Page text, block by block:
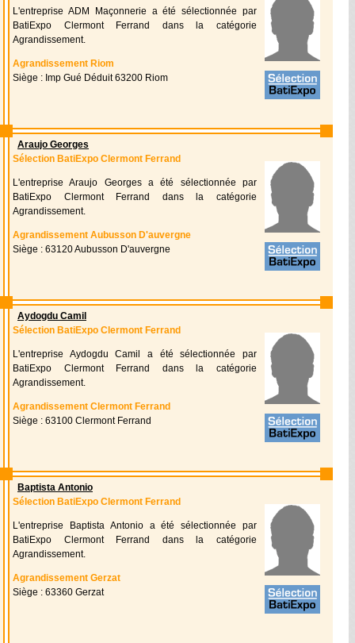
L'entreprise ADM Maçonnerie a été sélectionnée par
BatiExpo Clermont Ferrand dans la catégorie
Agrandissement.
Agrandissement Riom
Siège : Imp Gué Déduit 63200 Riom
Araujo Georges
Sélection BatiExpo Clermont Ferrand
L'entreprise Araujo Georges a été sélectionnée par
BatiExpo Clermont Ferrand dans la catégorie
Agrandissement.
Agrandissement Aubusson D'auvergne
Siège : 63120 Aubusson D'auvergne
Aydogdu Camil
Sélection BatiExpo Clermont Ferrand
L'entreprise Aydogdu Camil a été sélectionnée par
BatiExpo Clermont Ferrand dans la catégorie
Agrandissement.
Agrandissement Clermont Ferrand
Siège : 63100 Clermont Ferrand
Baptista Antonio
Sélection BatiExpo Clermont Ferrand
L'entreprise Baptista Antonio a été sélectionnée par
BatiExpo Clermont Ferrand dans la catégorie
Agrandissement.
Agrandissement Gerzat
Siège : 63360 Gerzat